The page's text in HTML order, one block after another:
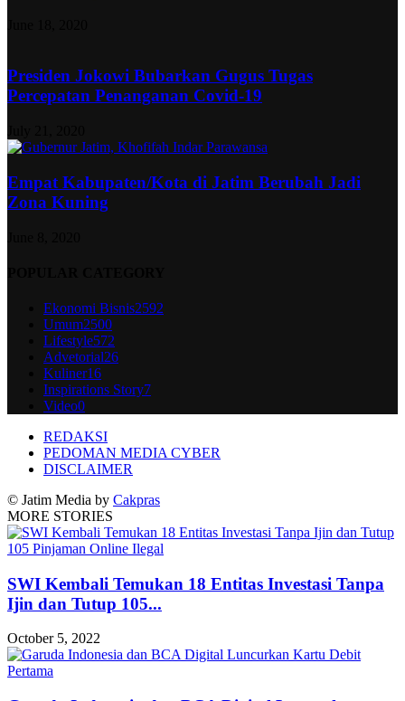
Presiden Jokowi Bubarkan Gugus Tugas
Percepatan Penanganan Covid-19
Empat Kabupaten/Kota di Jatim Berubah Jadi
Zona Kuning
Ekonomi Bisnis2592
Umum2500
Lifestyle572
Advetorial26
Kuliner16
Inspirations Story7
Video0
REDAKSI
PEDOMAN MEDIA CYBER
DISCLAIMER
© Jatim Media by Cakpras
MORE STORIES
SWI Kembali Temukan 18 Entitas Investasi Tanpa
Ijin dan Tutup 105...
October 5, 2022